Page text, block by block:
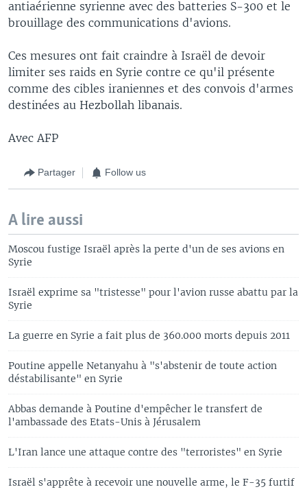
antiaérienne syrienne avec des batteries S-300 et le
brouillage des communications d'avions.
Ces mesures ont fait craindre à Israël de devoir
limiter ses raids en Syrie contre ce qu'il présente
comme des cibles iraniennes et des convois d'armes
destinées au Hezbollah libanais.
Avec AFP
Partager Follow us
A lire aussi
Moscou fustige Israël après la perte d'un de ses avions en
Syrie
Israël exprime sa "tristesse" pour l'avion russe abattu par la
Syrie
La guerre en Syrie a fait plus de 360.000 morts depuis 2011
Poutine appelle Netanyahu à "s'abstenir de toute action
déstabilisante" en Syrie
Abbas demande à Poutine d'empêcher le transfert de
l'ambassade des Etats-Unis à Jérusalem
L'Iran lance une attaque contre des "terroristes" en Syrie
Israël s'apprête à recevoir une nouvelle arme, le F-35 furtif